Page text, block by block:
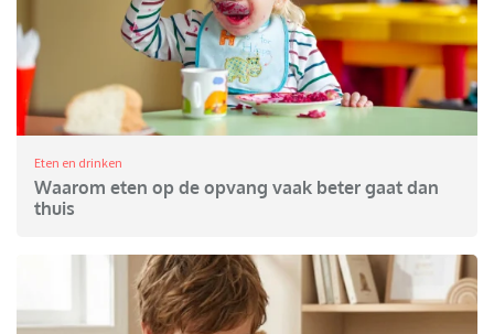
Eten en drinken
Waarom eten op de opvang vaak beter gaat dan
thuis